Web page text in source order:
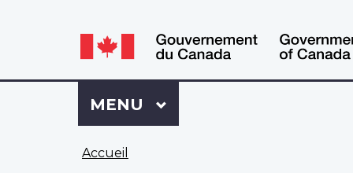
Language
switcher
Language
switcher
Se
connecter
à
Dossier
Menu
MENU PRINCIPAL
Accueil